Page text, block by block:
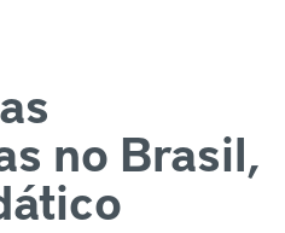
no Brasil,